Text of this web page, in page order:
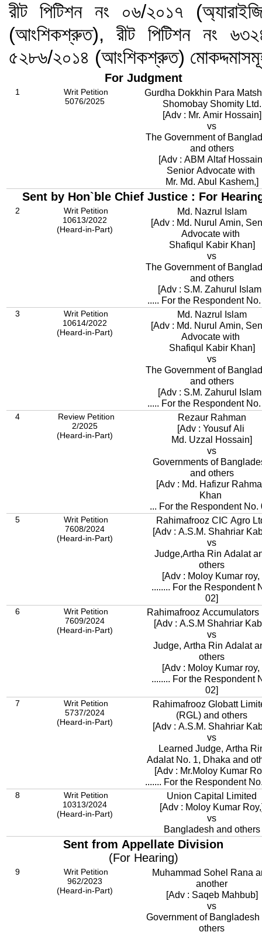
রীট পিটিশন নং ০৬/২০১৭
(আংশিকশ্রুত), রীট পিটিশন নং
৫২৮৬/২০১৪ (আংশিকশ্রুত)
For Judgment
1
Writ Petition
5076/2025
Gurdha Dokkhin Para
Shomobay Shomity Ltd.
[Adv : Mr. Amir Hossain]
vs
The Government of
and others
[Adv : ABM Altaf
Senior Advocate with
Mr. Md. Abul Kashem,]
Sent by Hon`ble Chief Justice : For
2
Writ Petition
10613/2022
(Heard-in-Part)
Md. Nazrul Islam
[Adv : Md. Nurul Amin,
Advocate with
Shafiqul Kabir Khan]
vs
The Government of
and others
[Adv : S.M. Zahurul
..... For the Respondent
3
Writ Petition
10614/2022
(Heard-in-Part)
Md. Nazrul Islam
[Adv : Md. Nurul Amin,
Advocate with
Shafiqul Kabir Khan]
vs
The Government of
and others
[Adv : S.M. Zahurul
..... For the Respondent
4
Review Petition
2/2025
(Heard-in-Part)
Rezaur Rahman
[Adv : Yousuf Ali
Md. Uzzal Hossain]
vs
Governments of
and others
[Adv : Md. Hafizur
Khan
... For the Respondent No.
5
Writ Petition
7608/2024
(Heard-in-Part)
Rahimafrooz CIC Agro
[Adv : A.S.M. Shahriar
vs
Judge,Artha Rin Adalat
others
[Adv : Moloy Kumar roy,
........ For the Respondent
02]
6
Writ Petition
7609/2024
(Heard-in-Part)
Rahimafrooz Accumulators
[Adv : A.S.M Shahriar
vs
Judge, Artha Rin Adalat
others
[Adv : Moloy Kumar roy,
........ For the Respondent
02]
7
Writ Petition
5737/2024
(Heard-in-Part)
Rahimafrooz Globatt
(RGL) and others
[Adv : A.S.M. Shahriar
vs
Learned Judge, Artha
Adalat No. 1, Dhaka and
[Adv : Mr.Moloy Kumar
....... For the Respondent
8
Writ Petition
10313/2024
(Heard-in-Part)
Union Capital Limited
[Adv : Moloy Kumar
vs
Bangladesh and others
Sent from Appellate Division
(For Hearing)
9
Writ Petition
962/2023
(Heard-in-Part)
Muhammad Sohel Rana
another
[Adv : Saqeb Mahbub]
vs
Government of Bangladesh
others